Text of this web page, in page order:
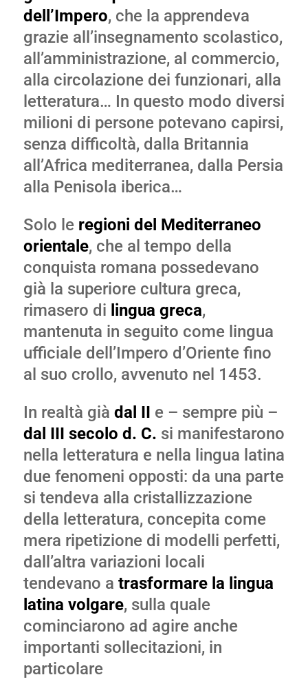
dell’Impero, che la apprendeva
grazie all’insegnamento scolastico,
all’amministrazione, al commercio,
alla circolazione dei funzionari, alla
letteratura… In questo modo diversi
milioni di persone potevano capirsi,
senza difficoltà, dalla Britannia
all’Africa mediterranea, dalla Persia
alla Penisola iberica…
Solo le regioni del Mediterraneo
orientale, che al tempo della
conquista romana possedevano
già la superiore cultura greca,
rimasero di lingua greca,
mantenuta in seguito come lingua
ufficiale dell’Impero d’Oriente fino
al suo crollo, avvenuto nel 1453.
In realtà già dal II e – sempre più –
dal III secolo d. C. si manifestarono
nella letteratura e nella lingua latina
due fenomeni opposti: da una parte
si tendeva alla cristallizzazione
della letteratura, concepita come
mera ripetizione di modelli perfetti,
dall’altra variazioni locali
tendevano a trasformare la lingua
latina volgare, sulla quale
cominciarono ad agire anche
importanti sollecitazioni, in
particolare